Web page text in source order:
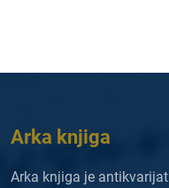
Arka knjiga
Arka knjiga je antikvarijat